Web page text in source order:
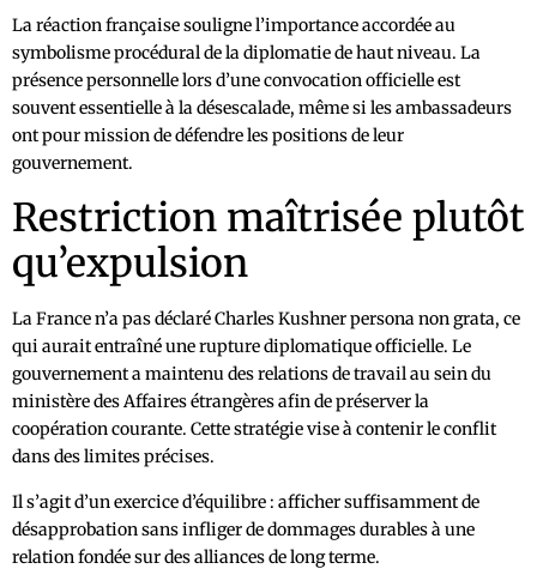
La réaction française souligne l’importance accordée au
symbolisme procédural de la diplomatie de haut niveau. La
présence personnelle lors d’une convocation officielle est
souvent essentielle à la désescalade, même si les ambassadeurs
ont pour mission de défendre les positions de leur
gouvernement.
Restriction maîtrisée plutôt
qu’expulsion
La France n’a pas déclaré Charles Kushner persona non grata, ce
qui aurait entraîné une rupture diplomatique officielle. Le
gouvernement a maintenu des relations de travail au sein du
ministère des Affaires étrangères afin de préserver la
coopération courante. Cette stratégie vise à contenir le conflit
dans des limites précises.
Il s’agit d’un exercice d’équilibre : afficher suffisamment de
désapprobation sans infliger de dommages durables à une
relation fondée sur des alliances de long terme.